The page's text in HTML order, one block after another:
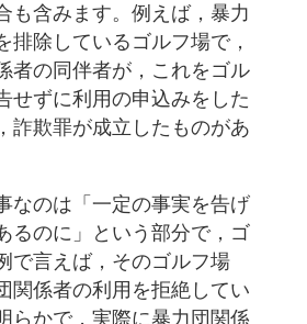
も含みます。例えば，暴力
排除しているゴルフ場で，
者の同伴者が，これをゴル
せずに利用の申込みをした
詐欺罪が成立したものがあ
なのは「一定の事実を告げ
るのに」という部分で，ゴ
で言えば，そのゴルフ場
関係者の利用を拒絶してい
らかで，実際に暴力団関係